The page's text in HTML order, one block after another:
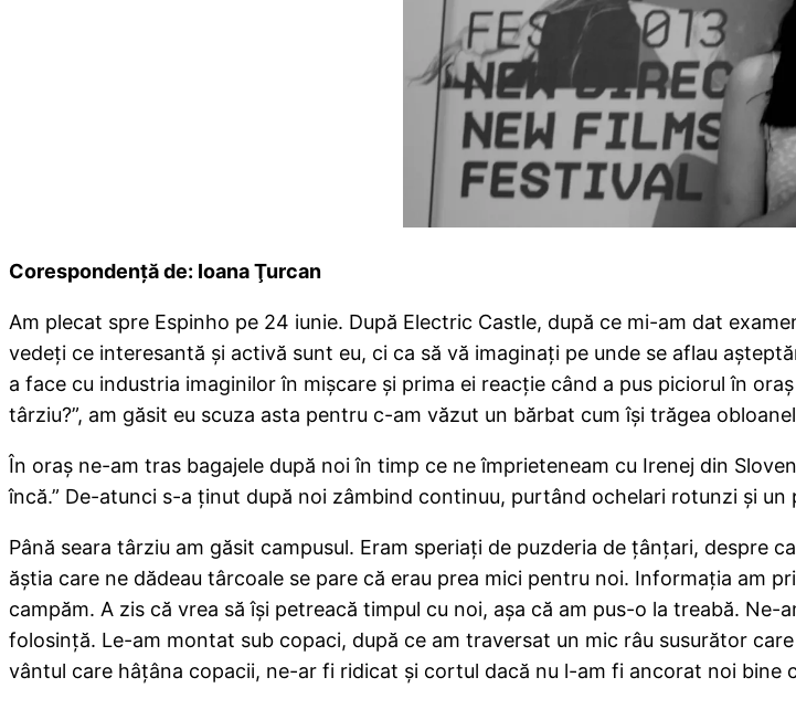
Corespondenţă de: Ioana Ţurcan
Am plecat spre Espinho pe 24 iunie. După Electric Castle, după ce mi-am dat
vedeţi ce interesantă şi activă sunt eu, ci ca să vă imaginaţi pe unde se aflau
a face cu industria imaginilor în mişcare şi prima ei reacţie când a pus piciorul în
târziu?”, am găsit eu scuza asta pentru c-am văzut un bărbat cum îşi trăgea
În oraş ne-am tras bagajele după noi în timp ce ne împrieteneam cu Irenej din
încă.” De-atunci s-a ţinut după noi zâmbind continuu, purtând ochelari rotunzi şi un
Până seara târziu am găsit campusul. Eram speriaţi de puzderia de ţânţari, despre
ăştia care ne dădeau târcoale se pare că erau prea mici pentru noi. Informaţia am
campăm. A zis că vrea să îşi petreacă timpul cu noi, aşa că am pus-o la treabă.
folosinţă. Le-am montat sub copaci, după ce am traversat un mic râu susurător
vântul care hâţâna copacii, ne-ar fi ridicat şi cortul dacă nu l-am fi ancorat noi bine